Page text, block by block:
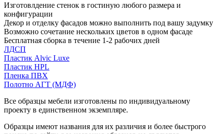
Изготовлдение стенок в гостиную любого размера и
конфигурации
Декор и отделку фасадов можно выполнить под вашу задумку
Возможно сочетание нескольких цветов в одном фасаде
Бесплатная сборка в течение 1-2 рабочих дней
ЛДСП
Пластик Alvic Luxe
Пластик HPL
Пленка ПВХ
Полотно АГТ (МДФ)
Все образцы мебели изготовлены по индивидуальному
проекту в единственном экземпляре.
Образцы имеют названия для их различия и более быстрого